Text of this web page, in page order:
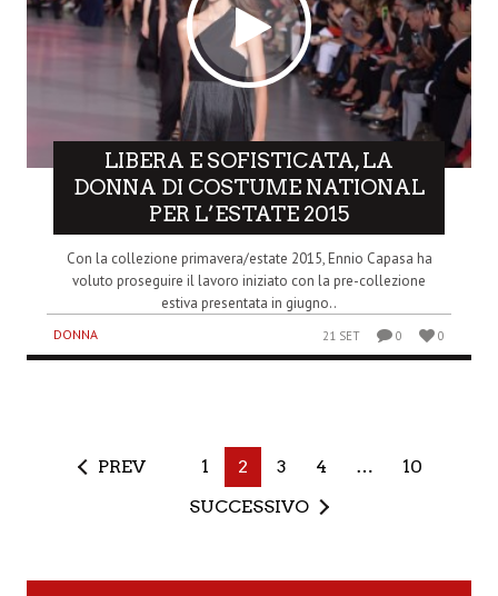
LIBERA E SOFISTICATA, LA
DONNA DI COSTUME NATIONAL
PER L’ESTATE 2015
Con la collezione primavera/estate 2015, Ennio Capasa ha
voluto proseguire il lavoro iniziato con la pre-collezione
estiva presentata in giugno..
DONNA 21 SET 0 0
PREV 1 2 3 4 …
10
SUCCESSIVO